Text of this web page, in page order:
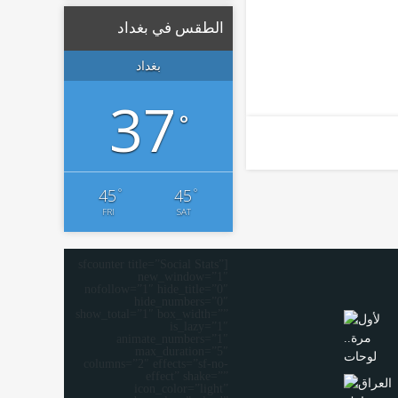
الطقس في بغداد
بغداد
37°
45°
FRI
45°
SAT